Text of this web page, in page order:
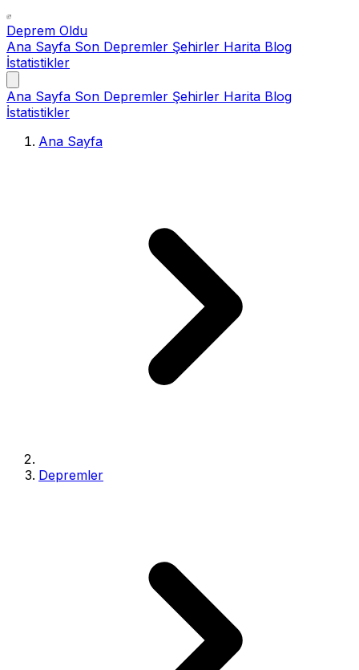
Deprem Oldu
Ana Sayfa Son Depremler Şehirler Harita Blog
İstatistikler
Ana Sayfa Son Depremler Şehirler Harita Blog
İstatistikler
Ana Sayfa
Depremler